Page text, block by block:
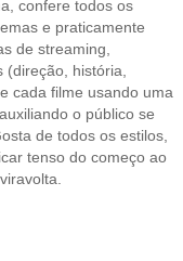
confere todos os
e praticamente
de streaming,
história,
cada filme usando uma
o público se
de todos os estilos,
tenso do começo ao